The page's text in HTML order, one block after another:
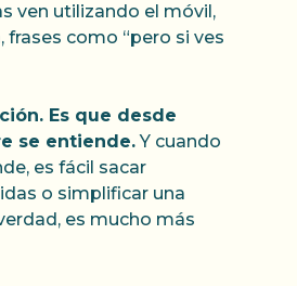
ven utilizando el móvil,
frases como “pero si ves
Es que desde
se entiende.Y cuando
es fácil sacar
o simplificar una
es mucho más